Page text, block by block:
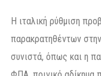
Η ιταλική ρύθμιση
παρακρατηθέντων
συνιστά, όπως και η